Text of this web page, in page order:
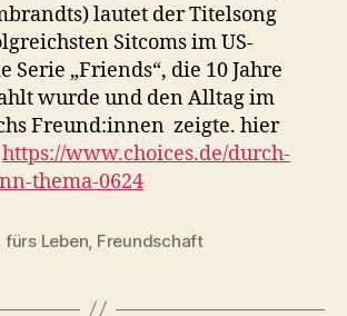
lautet der Titelsong
Sitcoms im US-
Serie „Friends“, die 10 Jahre
wurde und den Alltag im
Freund:innen zeigte. hier
https://www.choices.de/durch-
thema-0624
fürs Leben, Freundschaft